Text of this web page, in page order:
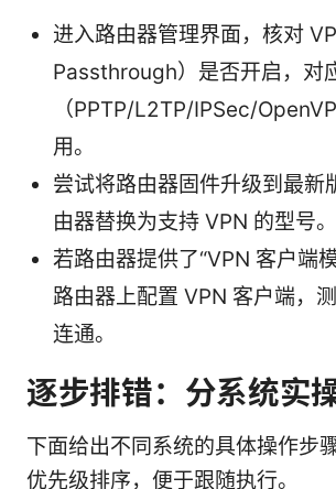
进入路由器管理界面，核对
Passthrough）是否开启，对
（PPTP/L2TP/IPSec/
用。
尝试将路由器固件升级到最新
由器替换为支持 VPN 的型号。
若路由器提供了“VPN 客户端
路由器上配置 VPN 客户端，
连通。
逐步排错：分系统实
下面给出不同系统的具体操作步
优先级排序，便于跟随执行。